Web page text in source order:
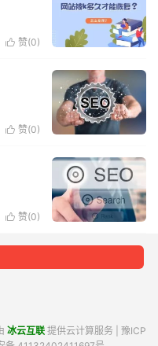
 赞(0)
 赞(0)
 赞(0)
冰云互联提供云计算服务 | 豫ICP